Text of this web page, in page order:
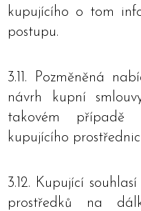
kupujícího o tom
postupu.
3.11. Pozměněná
návrh kupní
takovém případě
kupujícího
3.12. Kupující
prostředků na